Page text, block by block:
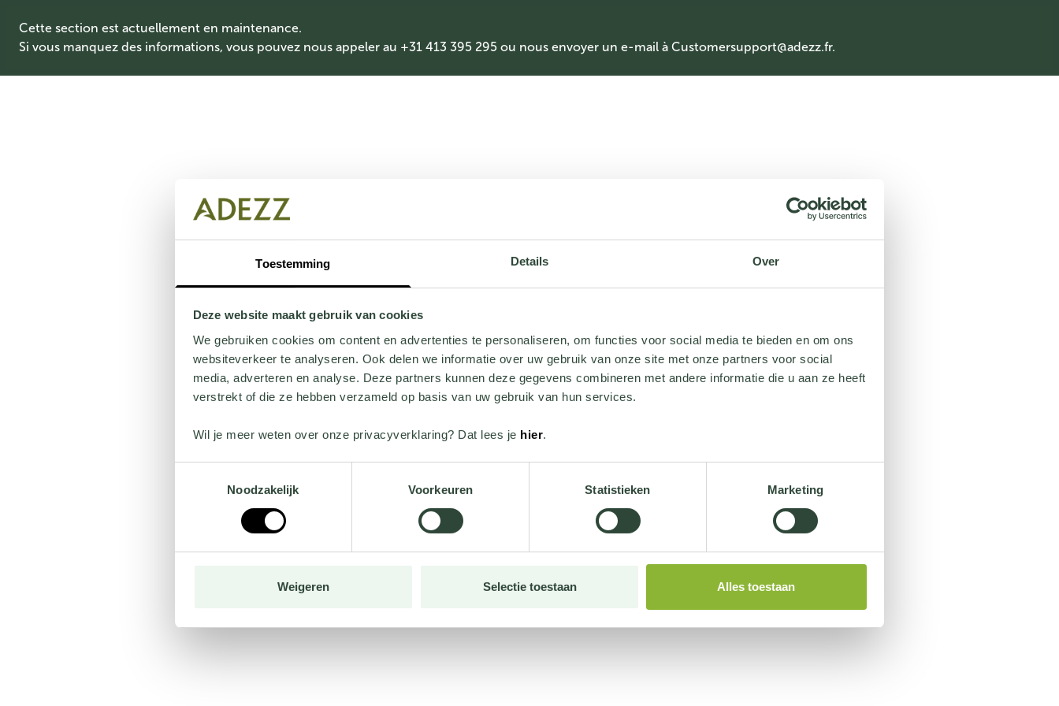
Toestemming Details Over
Deze website maakt gebruik van cookies
We gebruiken cookies om content en advertenties te personaliseren, om functies voor social media te bieden en om ons
websiteverkeer te analyseren. Ook delen we informatie over uw gebruik van onze site met onze partners voor social
media, adverteren en analyse. Deze partners kunnen deze gegevens combineren met andere informatie die u aan ze heeft
verstrekt of die ze hebben verzameld op basis van uw gebruik van hun services.
Wil je meer weten over onze privacyverklaring? Dat lees je hier.
Noodzakelijk
Voorkeuren Statistieken Marketing
Weigeren Selectie toestaan Alles toestaan
Cette section est actuellement en maintenance.
Si vous manquez des informations, vous pouvez nous appeler au +31 413 395 295 ou nous envoyer un e-mail à Customersupport@adezz.fr.